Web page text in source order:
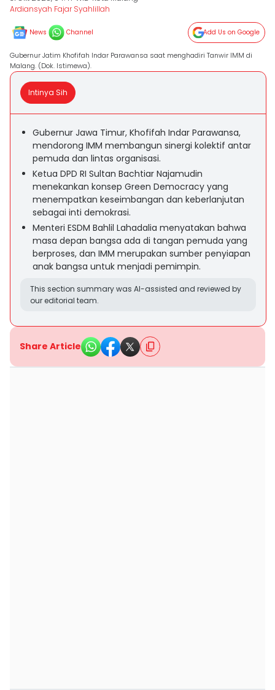
Ardiansyah Fajar Syahlillah
News Channel Add Us on Google
Gubernur Jatim Khofifah Indar Parawansa saat menghadiri Tanwir IMM di
Malang. (Dok. Istimewa).
Intinya Sih
Gubernur Jawa Timur, Khofifah Indar Parawansa,
mendorong IMM membangun sinergi kolektif antar
pemuda dan lintas organisasi.
Ketua DPD RI Sultan Bachtiar Najamudin
menekankan konsep Green Democracy yang
menempatkan keseimbangan dan keberlanjutan
sebagai inti demokrasi.
Menteri ESDM Bahlil Lahadalia menyatakan bahwa
masa depan bangsa ada di tangan pemuda yang
berproses, dan IMM merupakan sumber penyiapan
anak bangsa untuk menjadi pemimpin.
This section summary was AI-assisted and reviewed by
our editorial team.
Share Article